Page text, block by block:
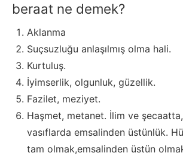
beraat ne demek?
Aklanma
Suçsuzluğu anlaşılmış olma hali.
Kurtuluş.
İyimserlik, olgunluk, güzellik.
Fazilet, meziyet.
Haşmet, metanet. İlim ve
vasıflarda emsalinden üstünlük.
tam olmak,emsalinden üstün